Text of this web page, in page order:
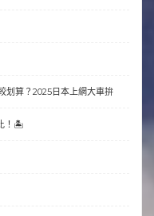
划算？2025日本上網大車拚
！🏝